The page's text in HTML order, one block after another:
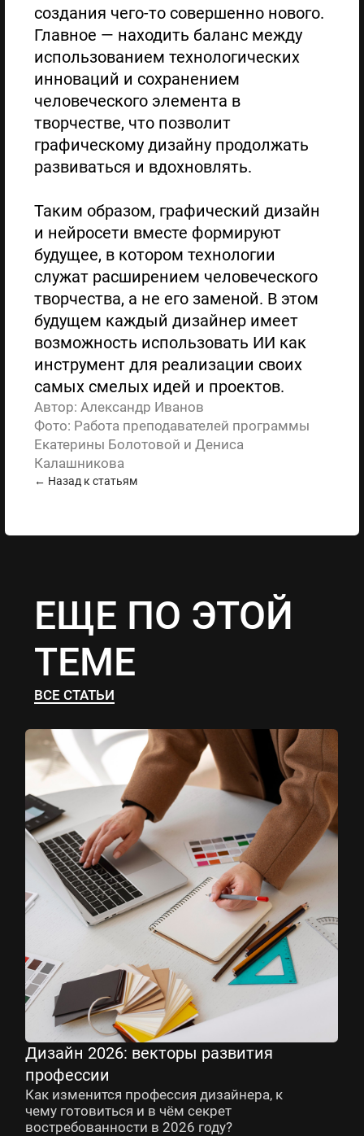
создания чего-то совершенно нового.
Главное — находить баланс между
использованием технологических
инноваций и сохранением
человеческого элемента в
творчестве, что позволит
графическому дизайну продолжать
развиваться и вдохновлять.
Таким образом, графический дизайн
и нейросети вместе формируют
будущее, в котором технологии
служат расширением человеческого
творчества, а не его заменой. В этом
будущем каждый дизайнер имеет
возможность использовать ИИ как
инструмент для реализации своих
самых смелых идей и проектов.
Автор: Александр Иванов
Фото: Работа преподавателей программы
Екатерины Болотовой и Дениса
Калашникова
← Назад к статьям
ЕЩЕ ПО ЭТОЙ
ТЕМЕ
ВСЕ СТАТЬИ
Дизайн 2026: векторы развития
профессии
Как изменится профессия дизайнера, к
чему готовиться и в чём секрет
востребованности в 2026 году?